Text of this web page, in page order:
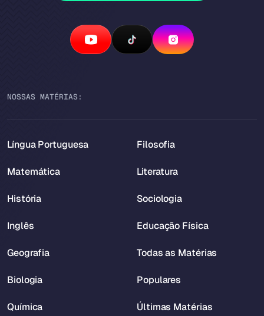
NOSSAS MATÉRIAS:
Língua Portuguesa
Matemática
História
Inglês
Geografia
Biologia
Química
Filosofia
Literatura
Sociologia
Educação Física
Todas as Matérias
Populares
Últimas Matérias